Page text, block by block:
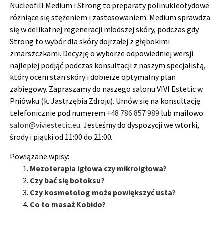
Nucleofill Medium i Strong to preparaty polinukleotydowe
różniące się stężeniem i zastosowaniem. Medium sprawdza
się w delikatnej regeneracji młodszej skóry, podczas gdy
Strong to wybór dla skóry dojrzałej z głębokimi
zmarszczkami. Decyzję o wyborze odpowiedniej wersji
najlepiej podjąć podczas konsultacji z naszym specjalistą,
który oceni stan skóry i dobierze optymalny plan
zabiegowy. Zapraszamy do naszego salonu VIVI Estetic w
Pniówku (k. Jastrzębia Zdroju). Umów się na konsultację
telefonicznie pod numerem +48 786 857 989 lub mailowo:
salon@viviestetic.eu. Jesteśmy do dyspozycji we wtorki,
środy i piątki od 11:00 do 21:00.
Powiązane wpisy:
Mezoterapia igłowa czy mikroigłowa?
Czy bać się botoksu?
Czy kosmetolog może powiększyć usta?
Co to masaż Kobido?